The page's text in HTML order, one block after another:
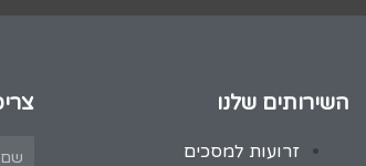
השירותים שלנו
זרועות למסכים